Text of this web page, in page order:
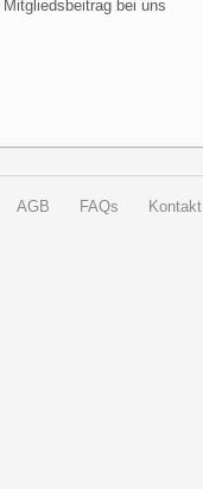
bei uns
AGB FAQs Kontakt